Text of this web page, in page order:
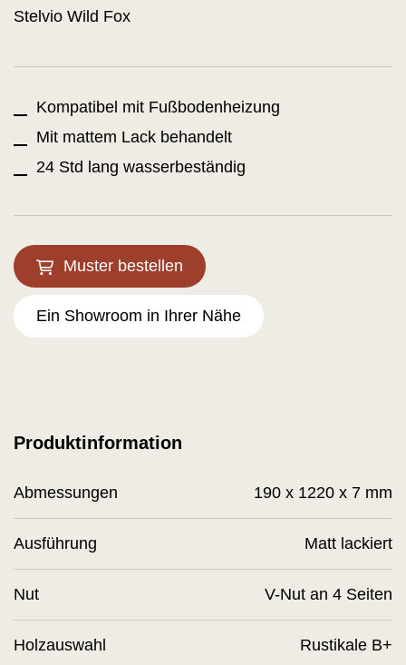
Stelvio Wild Fox
Kompatibel mit Fußbodenheizung
Mit mattem Lack behandelt
24 Std lang wasserbeständig
Muster bestellen
Ein Showroom in Ihrer Nähe
Produktinformation
Abmessungen 190 x 1220 x 7 mm
Ausführung Matt lackiert
Nut V-Nut an 4 Seiten
Holzauswahl Rustikale B+